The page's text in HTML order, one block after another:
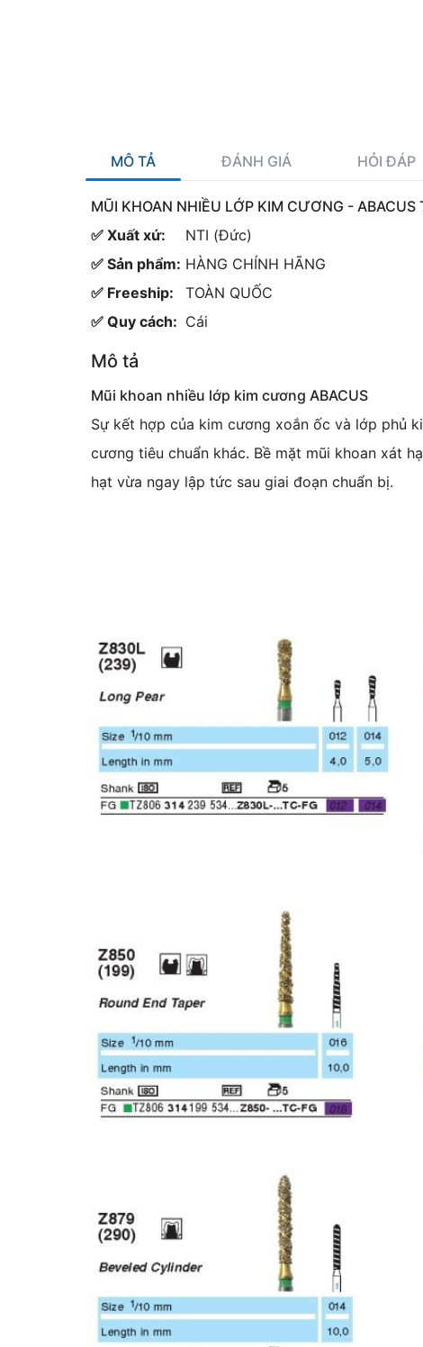
MÔ TẢ ĐÁNH GIÁ HỎI ĐÁP
MŨI KHOAN NHIỀU LỚP KIM CƯƠNG - ABACUS
✅ Xuất xứ:
NTI (Đức)
✅ Sản phẩm: HÀNG CHÍNH HÃNG
✅ Freeship:
TOÀN QUỐC
✅ Quy cách: Cái
Mô tả
Mũi khoan nhiều lớp kim cương ABACUS
Sự kết hợp của kim cương xoắn ốc và lớp phủ
cương tiêu chuẩn khác. Bề mặt mũi khoan xát
hạt vừa ngay lập tức sau giai đoạn chuẩn bị.